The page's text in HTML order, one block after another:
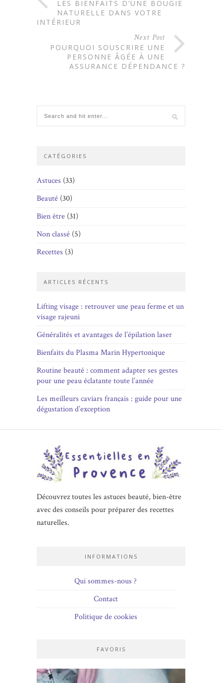
LES BIENFAITS D’UNE BOUGIE
NATURELLE DANS VOTRE
INTÉRIEUR
Next Post
POURQUOI SOUSCRIRE UNE
PERSONNE ÂGÉE À UNE
ASSURANCE DÉPENDANCE ?
CATÉGORIES
Astuces (33)
Beauté (30)
Bien être (31)
Non classé (5)
Recettes (3)
ARTICLES RÉCENTS
Lifting visage : retrouver une peau ferme et un
visage rajeuni
Généralités et avantages de l’épilation laser
Bienfaits du Plasma Marin Hypertonique
Routine beauté : comment adapter ses gestes
pour une peau éclatante toute l’année
Les meilleurs caviars français : guide pour une
dégustation d’exception
Découvrez toutes les astuces beauté, bien-être
avec des conseils pour préparer des recettes
naturelles.
INFORMATIONS
Qui sommes-nous ?
Contact
Politique de cookies
FAVORIS